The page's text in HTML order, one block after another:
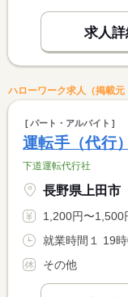
求人
ハローワーク求人（掲載元
パート・アルバイト
運転手（代行）
下道運転代行社
長野県上田市
1,200円〜1,500円 ※フルタイム
その他